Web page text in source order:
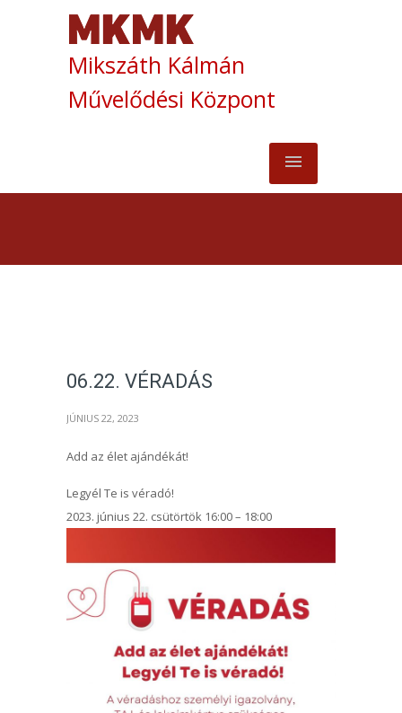
Mikszáth Kálmán
Művelődési Központ
06.22. VÉRADÁS
JÚNIUS 22, 2023
Add az élet ajándékát!
Legyél Te is véradó!
2023. június 22. csütörtök 16:00 – 18:00